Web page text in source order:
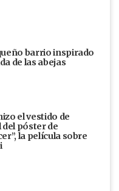
barrio inspirado
de las abejas
el vestido de
del póster de
la película sobre